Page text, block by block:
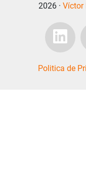
2026 · Víctor
Politica de